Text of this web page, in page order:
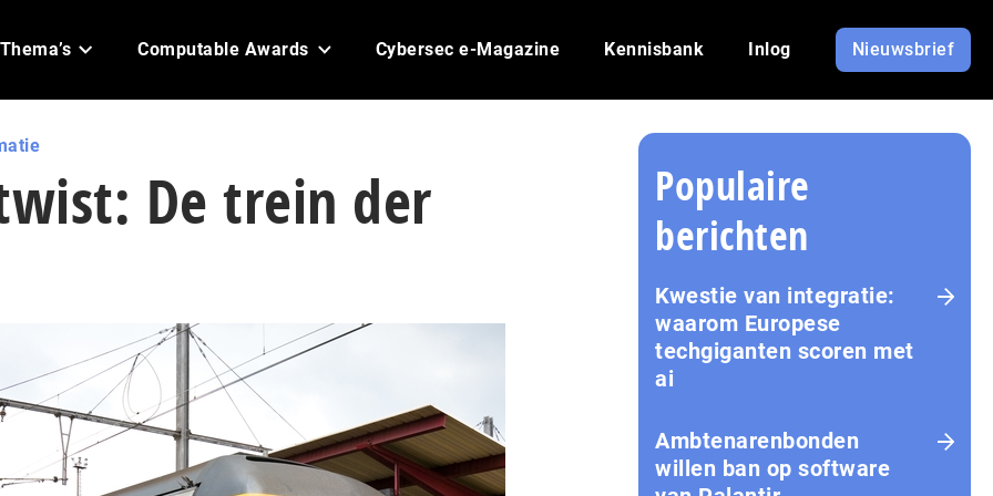
Thema’s Computable Awards Cybersec e-Magazine Kennisbank Inlog Nieuwsbrief
De trein der
Populaire
berichten
Kwestie van integratie:
waarom Europese
techgiganten scoren met
ai
Amb­te­na­ren­bon­den
willen ban op software